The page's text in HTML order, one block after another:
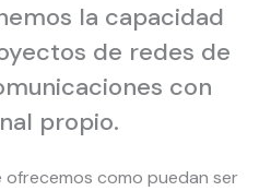
la capacidad
de redes de
con
propio.
ofrecemos como puedan ser